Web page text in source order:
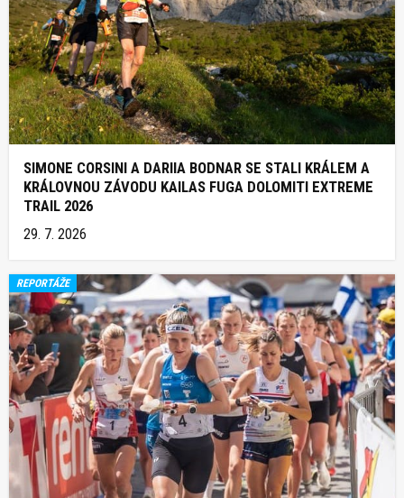
SIMONE CORSINI A DARIIA BODNAR SE STALI KRÁLEM A
KRÁLOVNOU ZÁVODU KAILAS FUGA DOLOMITI EXTREME
TRAIL 2026
29. 7. 2026
REPORTÁŽE